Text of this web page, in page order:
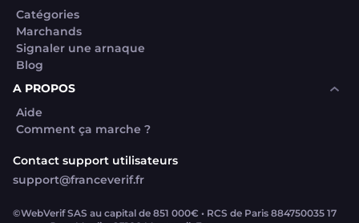
Catégories
Marchands
Signaler une arnaque
Blog
A PROPOS
Aide
Comment ça marche ?
Contact support utilisateurs
support@franceverif.fr
©WebVerif SAS au capital de 851 000€ • RCS de Paris 884750035 17